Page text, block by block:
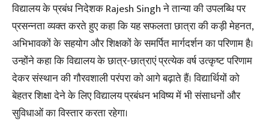
विद्यालय के प्रबंध निदेशक Rajesh Singh ने तान्या की उपलब्धि पर
प्रसन्नता व्यक्त करते हुए कहा कि यह सफलता छात्रा की कड़ी मेहनत,
अभिभावकों के सहयोग और शिक्षकों के समर्पित मार्गदर्शन का परिणाम है।
उन्होंने कहा कि विद्यालय के छात्र-छात्राएं प्रत्येक वर्ष उत्कृष्ट परिणाम
देकर संस्थान की गौरवशाली परंपरा को आगे बढ़ाते हैं। विद्यार्थियों को
बेहतर शिक्षा देने के लिए विद्यालय प्रबंधन भविष्य में भी संसाधनों और
सुविधाओं का विस्तार करता रहेगा।